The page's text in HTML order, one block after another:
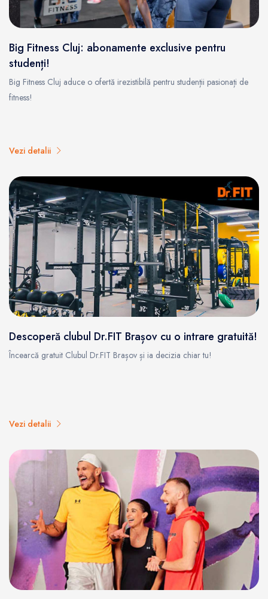
Big Fitness Cluj: abonamente exclusive pentru
studenți!
Big Fitness Cluj aduce o ofertă irezistibilă pentru studenții pasionați de
fitness!
Vezi detalii
Descoperă clubul Dr.FIT Brașov cu o intrare gratuită!
Încearcă gratuit Clubul Dr.FIT Brașov și ia decizia chiar tu!
Vezi detalii